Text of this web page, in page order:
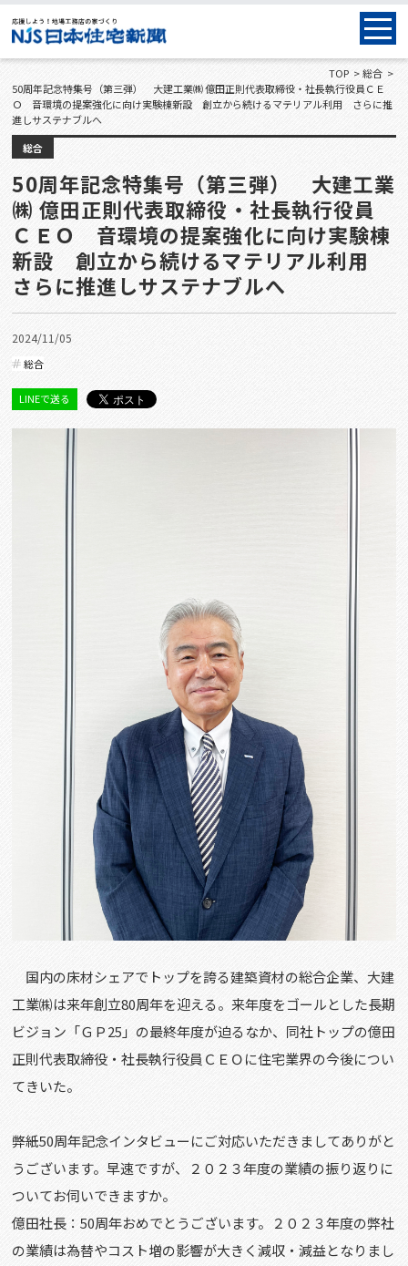
TOP
総合
50周年記念特集号（第三弾） 大建工業㈱ 億田正則代表取締役・社長執行役員ＣＥ
Ｏ 音環境の提案強化に向け実験棟新設 創立から続けるマテリアル利用 さらに推
進しサステナブルへ
総合
50周年記念特集号（第三弾） 大建工業
㈱ 億田正則代表取締役・社長執行役員
ＣＥＯ 音環境の提案強化に向け実験棟
新設 創立から続けるマテリアル利用
さらに推進しサステナブルへ
2024/11/05
総合
LINEで送る
国内の床材シェアでトップを誇る建築資材の総合企業、大建
工業㈱は来年創立80周年を迎える。来年度をゴールとした長期
ビジョン「ＧＰ25」の最終年度が迫るなか、同社トップの億田
正則代表取締役・社長執行役員ＣＥＯに住宅業界の今後につい
てきいた。
――弊紙50周年記念インタビューにご対応いただきましてありがと
うございます。早速ですが、２０２３年度の業績の振り返りに
ついてお伺いできますか。
億田社長：50周年おめでとうございます。２０２３年度の弊社
の業績は為替やコスト増の影響が大きく減収・減益となりまし